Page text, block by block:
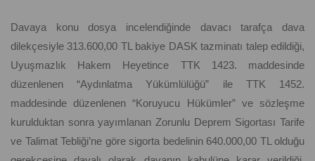
Davaya konu dosya incelendiğinde davacı tarafça dava
dilekçesiyle 313.600,00 TL bakiye DASK tazminatı talep edildiği,
Uyuşmazlık Hakem Heyetince TTK 1423. maddesinde
düzenlenen “Aydınlatma Yükümlülüğü” ile TTK 1452.
maddesinde düzenlenen “Koruyucu Hükümler” ve sözleşme
kurulduktan sonra yayımlanan Zorunlu Deprem Sigortası Tarife
ve Talimat Tebliği’ne göre sigorta bedelinin 640.000,00 TL olduğu